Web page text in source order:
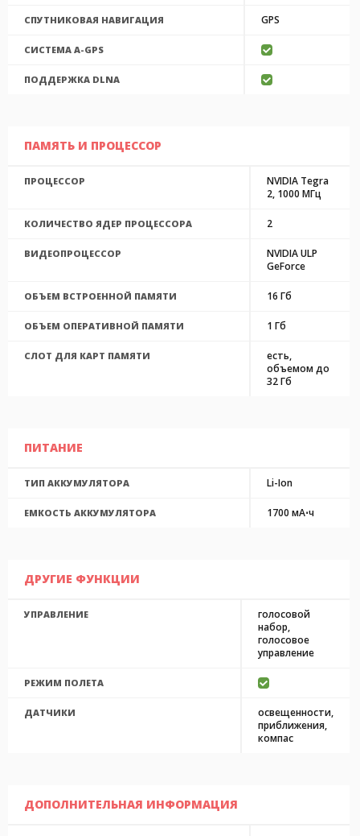
СПУТНИКОВАЯ НАВИГАЦИЯ GPS
CИСТЕМА A-GPS
ПОДДЕРЖКА DLNA
ПАМЯТЬ И ПРОЦЕССОР
ПРОЦЕССОР
NVIDIA Tegra
2, 1000 МГц
КОЛИЧЕСТВО ЯДЕР ПРОЦЕССОРА 2
ВИДЕОПРОЦЕССОР
NVIDIA ULP
GeForce
ОБЪЕМ ВСТРОЕННОЙ ПАМЯТИ 16 Гб
ОБЪЕМ ОПЕРАТИВНОЙ ПАМЯТИ 1 Гб
СЛОТ ДЛЯ КАРТ ПАМЯТИ
есть,
объемом до
32 Гб
ПИТАНИЕ
ТИП АККУМУЛЯТОРА Li-Ion
ЕМКОСТЬ АККУМУЛЯТОРА 1700 мА⋅ч
ДРУГИЕ ФУНКЦИИ
УПРАВЛЕНИЕ
голосовой
набор,
голосовое
управление
РЕЖИМ ПОЛЕТА
ДАТЧИКИ
освещенности,
приближения,
компас
ДОПОЛНИТЕЛЬНАЯ ИНФОРМАЦИЯ